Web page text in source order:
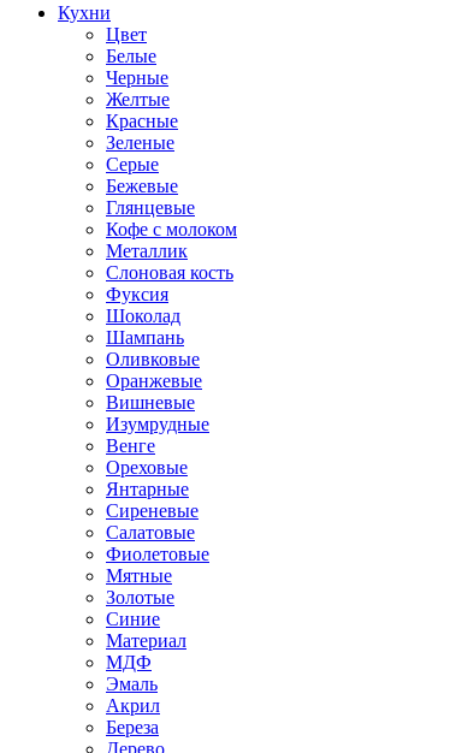
Кухни
Цвет
Белые
Черные
Желтые
Красные
Зеленые
Серые
Бежевые
Глянцевые
Кофе с молоком
Металлик
Слоновая кость
Фуксия
Шоколад
Шампань
Оливковые
Оранжевые
Вишневые
Изумрудные
Венге
Ореховые
Янтарные
Сиреневые
Салатовые
Фиолетовые
Мятные
Золотые
Синие
Материал
МДФ
Эмаль
Акрил
Береза
Дерево